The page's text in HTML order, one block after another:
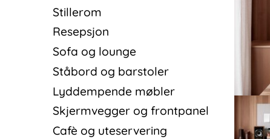
Stillerom
Resepsjon
Sofa og lounge
Ståbord og barstoler
Lyddempende møbler
Skjermvegger og frontpanel
Cafè og uteservering